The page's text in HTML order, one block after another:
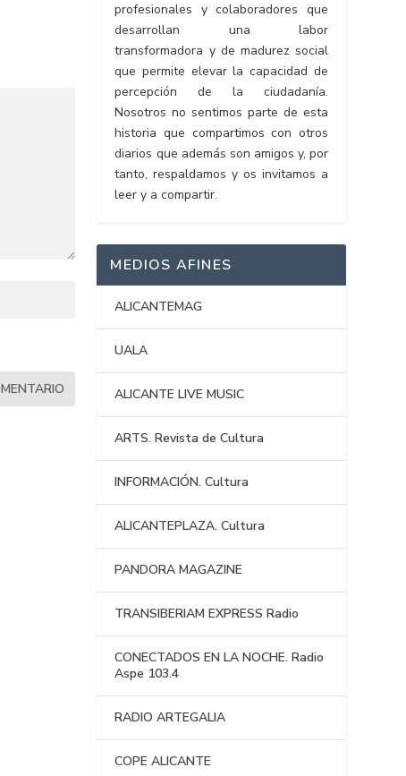
profesionales y colaboradores que
desarrollan una labor
transformadora y de madurez social
que permite elevar la capacidad de
percepción de la ciudadanía.
Nosotros no sentimos parte de esta
historia que compartimos con otros
diarios que además son amigos y, por
tanto, respaldamos y os invitamos a
leer y a compartir.
MEDIOS AFINES
ALICANTEMAG
UALA
ALICANTE LIVE MUSIC
ARTS. Revista de Cultura
INFORMACIÓN. Cultura
ALICANTEPLAZA. Cultura
PANDORA MAGAZINE
TRANSIBERIAM EXPRESS Radio
CONECTADOS EN LA NOCHE. Radio
Aspe 103.4
RADIO ARTEGALIA
COPE ALICANTE